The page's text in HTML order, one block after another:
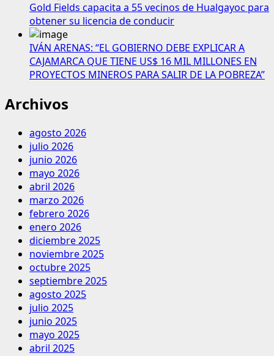
Gold Fields capacita a 55 vecinos de Hualgayoc para
obtener su licencia de conducir
IVÁN ARENAS: “EL GOBIERNO DEBE EXPLICAR A
CAJAMARCA QUE TIENE US$ 16 MIL MILLONES EN
PROYECTOS MINEROS PARA SALIR DE LA POBREZA”
Archivos
agosto 2026
julio 2026
junio 2026
mayo 2026
abril 2026
marzo 2026
febrero 2026
enero 2026
diciembre 2025
noviembre 2025
octubre 2025
septiembre 2025
agosto 2025
julio 2025
junio 2025
mayo 2025
abril 2025